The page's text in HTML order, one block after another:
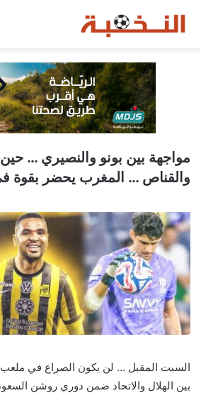
مواجهة بين بونو والنصيري … حين
والقناص … المغرب يحضر بقوة
السبت المقبل … لن يكون الصراع في ملعب
بين الهلال والاتحاد ضمن دوري روشن